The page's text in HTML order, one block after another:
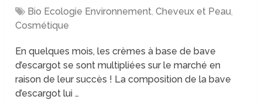
Bio Ecologie Environnement,Cheveux et Peau,
Cosmétique
En quelques mois, les crèmes à base de bave
d’escargot se sont multipliées sur le marché en
raison de leur succès ! La composition de la bave
d’escargot lui …